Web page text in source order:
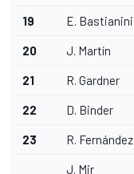
19 E. Bastianini
20 J. Martín
21 R. Gardner
22 D. Binder
23 R. Fernández
J. Mir